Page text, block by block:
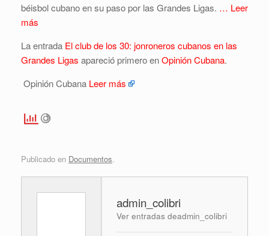
béisbol cubano en su paso por las Grandes Ligas. … Leer
más
La entrada El club de los 30: jonroneros cubanos en las
Grandes Ligas apareció primero enOpinión Cubana.
Opinión Cubana Leer más
Publicado en Documentos.
admin_colibri
Ver entradas deadmin_colibri